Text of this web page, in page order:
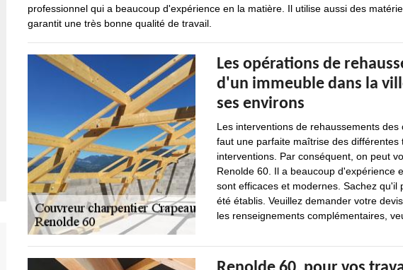
professionnel qui a beaucoup d'expérience en la matière. Il utilise aussi des
garantit une très bonne qualité de travail.
Les opérations de
d'un immeuble dans la
ses environs
Les interventions de rehaussements
faut une parfaite maîtrise des différentes
interventions. Par conséquent, on peut
Renolde 60. Il a beaucoup d'expérience
sont efficaces et modernes. Sachez
été établis. Veuillez demander votre
les renseignements complémentaires,